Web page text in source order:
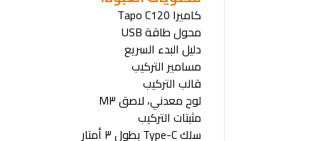
كاميرا
محول طاقةUSB
دليل البدء السريع
مسامير التركيب
قالب التركيب
لوح معدني، لاصق ٣ M
مثبتات التركيب
سلكType-C
بطول ٣ أمتار